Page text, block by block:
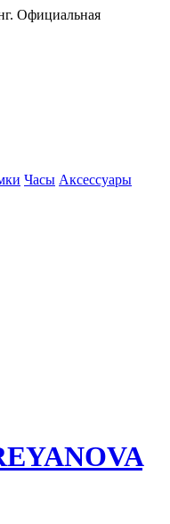
Официальная
Часы Аксессуары